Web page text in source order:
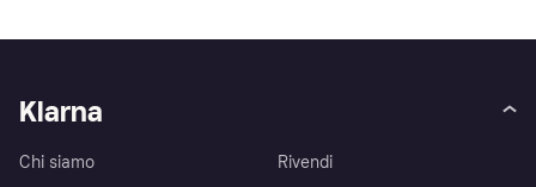
Klarna
Chi siamo
Rivendi